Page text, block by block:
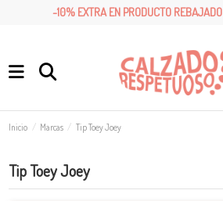
-10% EXTRA EN PRODUCTO REBAJADO
Inicio Marcas Tip Toey Joey
Tip Toey Joey